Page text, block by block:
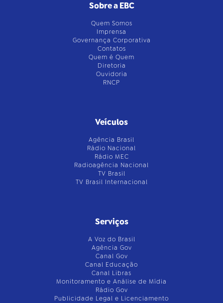
Sobre a EBC
Quem Somos
Imprensa
Governança Corporativa
Contatos
Quem é Quem
Diretoria
Ouvidoria
RNCP
Veículos
Agência Brasil
Rádio Nacional
Rádio MEC
Radioagência Nacional
TV Brasil
TV Brasil Internacional
Serviços
A Voz do Brasil
Agência Gov
Canal Gov
Canal Educação
Canal Libras
Monitoramento e Análise de Mídia
Rádio Gov
Publicidade Legal e Licenciamento